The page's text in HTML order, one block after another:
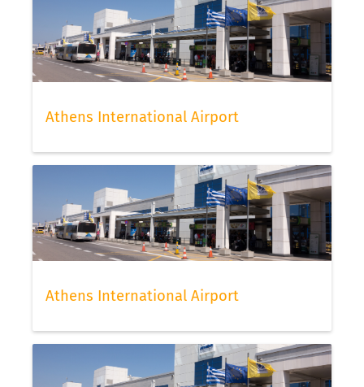
Athens International Airport
Athens International Airport